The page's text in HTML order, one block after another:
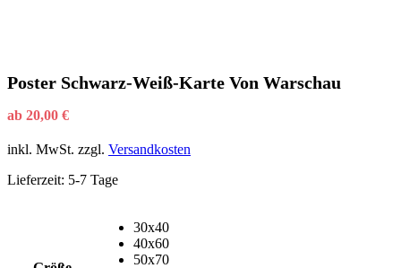
Poster Schwarz-Weiß-Karte Von Warschau
ab 20,00 €
inkl. MwSt. zzgl. Versandkosten
Lieferzeit: 5-7 Tage
30x40
40x60
50x70